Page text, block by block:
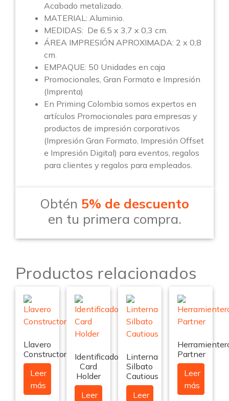
Acabado metalizado.
MATERIAL: Aluminio.
MEDIDAS: De 6,5 x 3,7 x 0,3 cm.
ÁREA IMPRESIÓN APROXIMADA: 2 x 0,8
cm.
EMPAQUE: 50 Unidades en caja
Promocionales, Gran Formato e Impresión
(Imprenta)
En Priming Colombia somos expertos en
artículos Promocionales para empresas y
productos de impresión corporativos
(Impresión Gran Formato, Impresión Offset
e Impresión Digital) para eventos, regalos
para clientes y regalos para empleados.
Obtén 5% de descuento
en tu primera compra.
Productos relacionados
Llavero
Constructor
Leer
más
Identificador
Card
Holder
Leer
Linterna
Silbato
Cautious
Leer
Partner
Leer
más